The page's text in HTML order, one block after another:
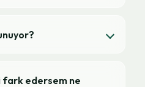
fark edersem ne